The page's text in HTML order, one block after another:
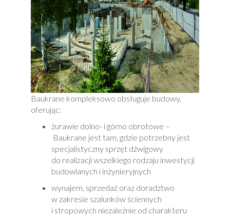
Baukrane kompleksowo obsługuje budowy,
oferując:
żurawie dolno- i górno obrotowe –
Baukrane jest tam, gdzie potrzebny jest
specjalistyczny sprzęt dźwigowy
do realizacji wszelkiego rodzaju inwestycji
budowlanych i inżynieryjnych
wynajem, sprzedaż oraz doradztwo
w zakresie szalunków ściennych
i stropowych niezależnie od charakteru